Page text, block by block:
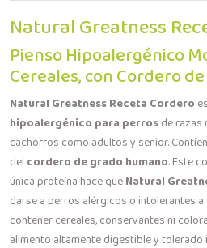
Natural Greatness
Pienso Hipoalergénico
Cereales, con Cordero
Natural Greatness Receta Cordero
hipoalergénico para perrosde razas
cachorros como adultos y senior.
del cordero de grado humano. Este
única proteína hace queNatural
darse a perros alérgicos o intolerantes
contener cereales, conservantes ni
alimento altamente digestible y